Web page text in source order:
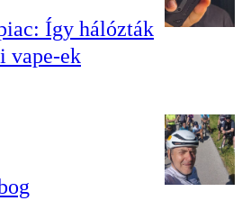
Így hálózták
vape-ek